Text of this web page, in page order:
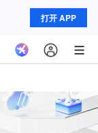
打开 APP